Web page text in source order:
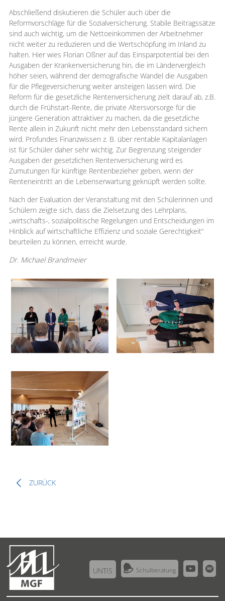
Abschließend diskutieren die Schüler auch über die
Reformvorschläge für die Sozialversicherung. Stabile Beitragssätze
sind auch wichtig, um die Nettoeinkommen der Arbeitnehmer
nicht weiter zu reduzieren und die Wertschöpfung im Inland zu
halten. Hier wies Florian Oßner auf das Einsparpotential bei den
Ausgaben der Krankenversicherung hin, die im Ländervergleich
höher seien, während der demografische Wandel die Ausgaben
für die Pflegeversicherung weiter ansteigen lassen wird. Die
Reform für die gesetzliche Rentenversicherung zielt darauf ab, z.B.
durch die Frühstart-Rente, die private Altersvorsorge für die
jüngere Generation attraktiver zu machen, da die gesetzliche
Rente allein in Zukunft nicht mehr den Lebensstandard sichern
wird. Profundes Finanzwissen z. B. über rentable Kapitalanlagen
ist für Schüler daher sehr wichtig. Zur Begrenzung steigender
Ausgaben der gesetzlichen Rentenversicherung wird es
Zumutungen für künftige Rentenbezieher geben, wenn der
Renteneintritt an die Lebenserwartung geknüpft werden sollte.
Nach der Evaluation der Veranstaltung mit den Schülerinnen und
Schülern zeigte sich, dass die Zielsetzung des Lehrplans,
„wirtschafts-, sozialpolitische Regelungen und Entscheidungen im
Hinblick auf wirtschaftliche Effizienz und soziale Gerechtigkeit“
beurteilen zu können, erreicht wurde.
Dr. Michael Brandmeier
ZURÜCK


 Schulberatung
UNTIS